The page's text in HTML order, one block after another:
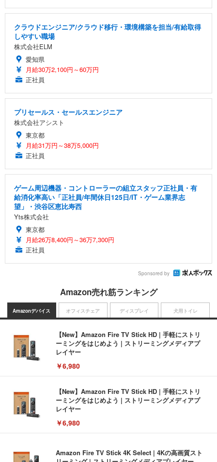
クラウドエンジニア/クラウド移行・環境構築を担当/有給取得
しやすい職場
株式会社ELM
愛知県
月給30万2,100円～60万円
正社員
プリセールス・セールスエンジニア
株式会社アシスト
東京都
月給31万円～38万5,000円
正社員
ゲーム周辺機器・コントローラーの組立スタッフ正社員・有
給消化率高い「正社員/年間休日125日/IT・ゲーム業界志
望」・渋谷区恵比寿西
Yts株式会社
東京都
月給26万8,400円～36万7,300円
正社員
Sponsored by
Amazon売れ筋ランキング
Amazonデバイス
【New】Amazon Fire TV Stick HD | 手軽にストリ
ーミングをはじめよう | ストリーミングメディアプ
レイヤー
￥6,980
【New】Amazon Fire TV Stick HD | 手軽にストリ
ーミングをはじめよう | ストリーミングメディアプ
レイヤー
￥6,980
Amazon Fire TV Stick 4K Select | 4Kの高画質スト
オフィスチェア ディスプレイ 犬用トイレ